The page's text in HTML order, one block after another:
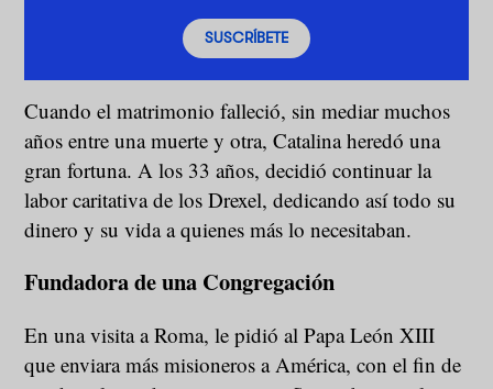
SUSCRÍBETE
Cuando el matrimonio falleció, sin mediar muchos
años entre una muerte y otra, Catalina heredó una
gran fortuna. A los 33 años, decidió continuar la
labor caritativa de los Drexel, dedicando así todo su
dinero y su vida a quienes más lo necesitaban.
Fundadora de una Congregación
En una visita a Roma, le pidió al Papa León XIII
que enviara más misioneros a América, con el fin de